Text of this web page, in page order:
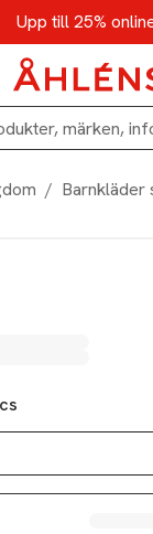
Upp till 25%
Kod: AUG25 -
/ Barnkläder